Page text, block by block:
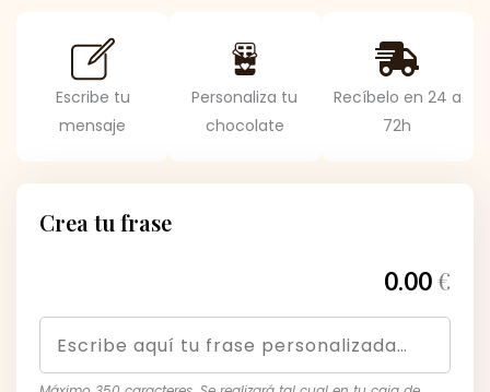
Escribe tu
mensaje
Personaliza tu
chocolate
Recíbelo en 24 a
72h
Crea tu frase
0.00€